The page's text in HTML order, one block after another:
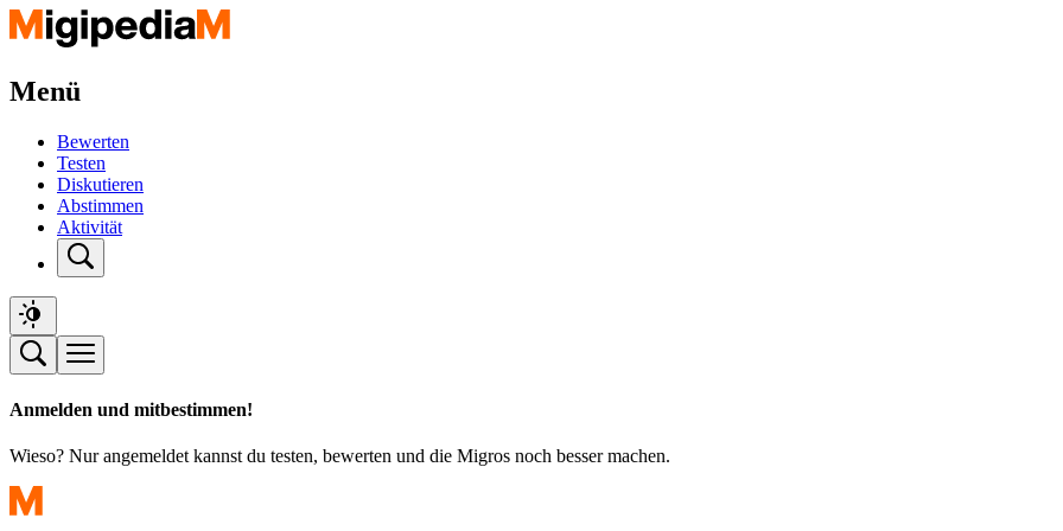
Menü
Bewerten
Testen
Diskutieren
Abstimmen
Aktivität
Anmelden und mitbestimmen!
Wieso? Nur angemeldet kannst du testen, bewerten und die Migros noch besser machen.